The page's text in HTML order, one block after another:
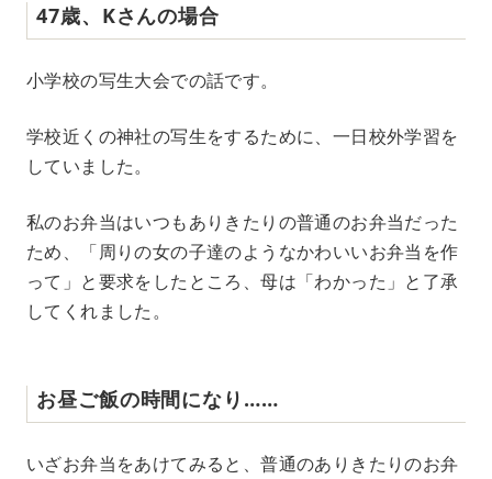
47歳、Kさんの場合
小学校の写生大会での話です。
学校近くの神社の写生をするために、一日校外学習を
していました。
私のお弁当はいつもありきたりの普通のお弁当だった
ため、「周りの女の子達のようなかわいいお弁当を作
って」と要求をしたところ、母は「わかった」と了承
してくれました。
お昼ご飯の時間になり……
いざお弁当をあけてみると、普通のありきたりのお弁